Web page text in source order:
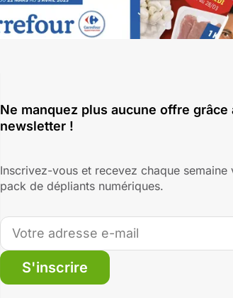
Ne manquez plus aucune offre grâce
newsletter !
Inscrivez-vous et recevez chaque semaine
pack de dépliants numériques.
S'inscrire